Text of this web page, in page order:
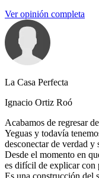
Ver opinión completa
La Casa Perfecta
Ignacio Ortiz Roó
​Acabamos de regresar
Yeguas y todavía
desconectar de verdad y
Desde el momento en
es difícil de explicar con